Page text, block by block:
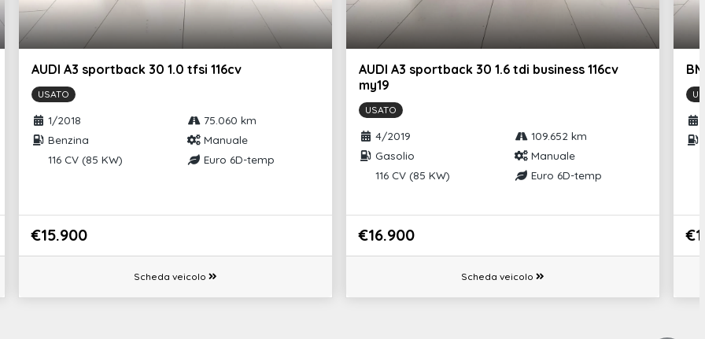
Airbag laterali anteriori
Alzacristalli elettrici anteriori e posteriori
nelle porte
e we connect plus Sedili anteriori comfort
(disattivabile)
Volante regolabile in altezza e
AUDI A3 sportback 30 1.0 tfsi 116cv
USATO
1/2018
75.060 km
Benzina
Manuale
116 CV (85 KW)
Euro 6D-temp
€15.900
Scheda veicolo
AUDI A3 sportback 30 1.6 tdi business 116cv
my19
USATO
4/2019
109.652 km
Gasolio
Manuale
116 CV (85 KW)
Euro 6D-temp
€16.900
Scheda veicolo